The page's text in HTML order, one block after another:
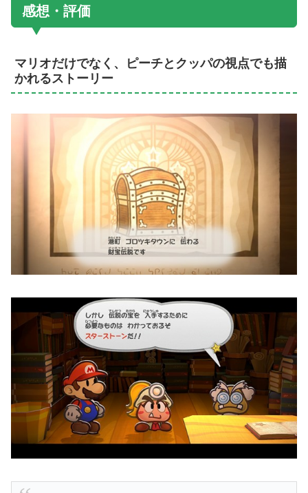
感想・評価
マリオだけでなく、ピーチとクッパの視点でも描
かれるストーリー